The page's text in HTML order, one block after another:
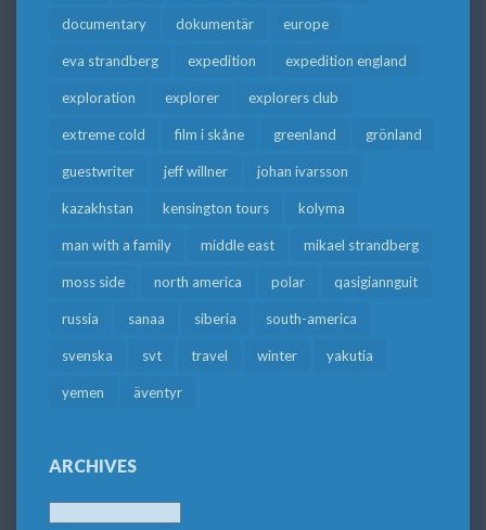
documentary dokumentär europe
eva strandberg expedition expedition england
exploration explorer explorers club
extreme cold film i skåne greenland grönland
guestwriter jeff willner johan ivarsson
kazakhstan kensington tours kolyma
man with a family middle east mikael strandberg
moss side north america polar qasigiannguit
russia sanaa siberia south-america
svenska svt travel winter yakutia
yemen äventyr
ARCHIVES